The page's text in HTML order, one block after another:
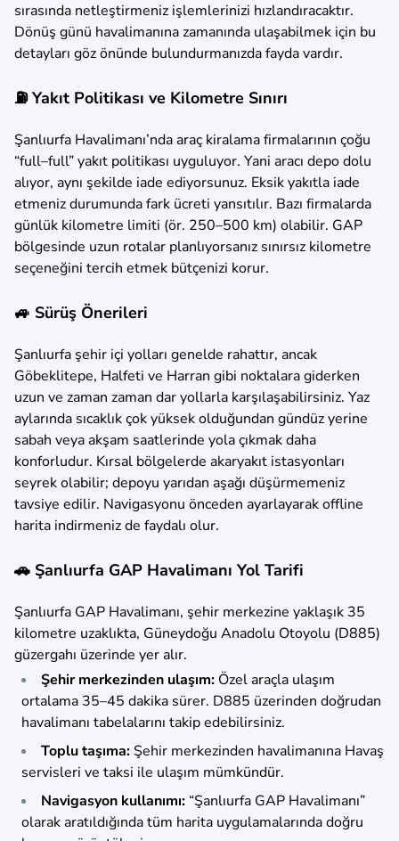
sırasında netleştirmeniz işlemlerinizi hızlandıracaktır.
Dönüş günü havalimanına zamanında ulaşabilmek için bu
detayları göz önünde bulundurmanızda fayda vardır.
⛽ Yakıt Politikası ve Kilometre Sınırı
Şanlıurfa Havalimanı’nda araç kiralama firmalarının çoğu
“full–full” yakıt politikası uyguluyor. Yani aracı depo dolu
alıyor, aynı şekilde iade ediyorsunuz. Eksik yakıtla iade
etmeniz durumunda fark ücreti yansıtılır. Bazı firmalarda
günlük kilometre limiti (ör. 250–500 km) olabilir. GAP
bölgesinde uzun rotalar planlıyorsanız sınırsız kilometre
seçeneğini tercih etmek bütçenizi korur.
🚙 Sürüş Önerileri
Şanlıurfa şehir içi yolları genelde rahattır, ancak
Göbeklitepe, Halfeti ve Harran gibi noktalara giderken
uzun ve zaman zaman dar yollarla karşılaşabilirsiniz. Yaz
aylarında sıcaklık çok yüksek olduğundan gündüz yerine
sabah veya akşam saatlerinde yola çıkmak daha
konforludur. Kırsal bölgelerde akaryakıt istasyonları
seyrek olabilir; depoyu yarıdan aşağı düşürmemeniz
tavsiye edilir. Navigasyonu önceden ayarlayarak offline
harita indirmeniz de faydalı olur.
🚗 Şanlıurfa GAP Havalimanı Yol Tarifi
Şanlıurfa GAP Havalimanı, şehir merkezine yaklaşık 35
kilometre uzaklıkta, Güneydoğu Anadolu Otoyolu (D885)
güzergahı üzerinde yer alır.
Şehir merkezinden ulaşım: Özel araçla ulaşım
ortalama 35–45 dakika sürer. D885 üzerinden doğrudan
havalimanı tabelalarını takip edebilirsiniz.
Toplu taşıma: Şehir merkezinden havalimanına Havaş
servisleri ve taksi ile ulaşım mümkündür.
Navigasyon kullanımı: “Şanlıurfa GAP Havalimanı”
olarak aratıldığında tüm harita uygulamalarında doğru